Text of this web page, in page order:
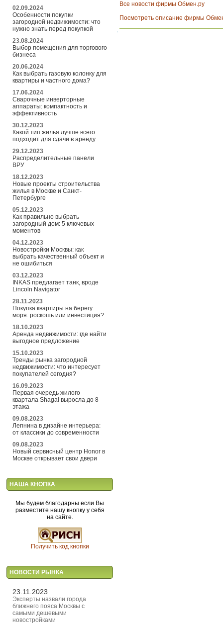
02.09.2024
Особенности покупки
загородной недвижимости: что
нужно знать перед покупкой
23.08.2024
Выбор помещения для торгового
бизнеса
20.06.2024
Как выбрать газовую колонку для
квартиры и частного дома?
17.06.2024
Сварочные инверторные
аппараты: компактность и
эффективность
30.12.2023
Какой тип жилья лучше всего
подходит для сдачи в аренду
29.12.2023
Распределительные панели
ВРУ
18.12.2023
Новые проекты строительства
жилья в Москве и Санкт-
Петербурге
05.12.2023
Как правильно выбрать
загородный дом: 5 ключевых
моментов
04.12.2023
Новостройки Москвы: как
выбрать качественный объект и
не ошибиться
03.12.2023
INKAS предлагает танк, вроде
Lincoln Navigator
28.11.2023
Покупка квартиры на берегу
моря: роскошь или инвестиция?
18.10.2023
Аренда недвижимости: где найти
выгодное предложение
15.10.2023
Тренды рынка загородной
недвижимости: что интересует
покупателей сегодня?
16.09.2023
Первая очередь жилого
квартала Shagal выросла до 8
этажа
09.08.2023
Лепнина в дизайне интерьера:
от классики до современности
09.08.2023
Новый сервисный центр Honor в
Москве открывает свои двери
НАША КНОПКА
Мы будем благодарны если Вы
разместите нашу кнопку у себя
на сайте.
Получить код кнопки
НОВОСТИ РЫНКА
23.11.2023
Эксперты назвали города
ближнего пояса Москвы с
самыми дешевыми
новостройками
Все новости фирмы Обмен.ру
Посмотреть описание фирмы